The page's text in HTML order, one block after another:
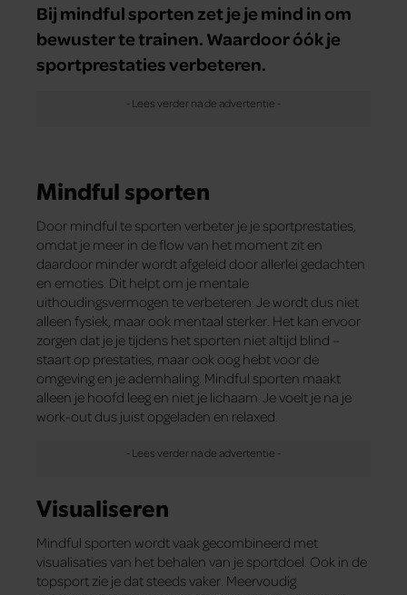
Bij mindful sporten zet je je mind in om
bewuster te trainen. Waardoor óók je
sportprestaties verbeteren.
Mindful sporten
Door mindful te sporten verbeter je je sportprestaties,
omdat je meer in de flow van het moment zit en
daardoor minder wordt afgeleid door allerlei gedachten
en emoties. Dit helpt om je mentale
uithoudingsvermogen te verbeteren. Je wordt dus niet
alleen fysiek, maar ook mentaal sterker. Het kan ervoor
zorgen dat je je tijdens het sporten niet altijd blind –
staart op prestaties, maar ook oog hebt voor de
omgeving en je ademhaling. Mindful sporten maakt
alleen je hoofd leeg en niet je lichaam. Je voelt je na je
work-out dus juist opgeladen en relaxed.
Visualiseren
Mindful sporten wordt vaak gecombineerd met
visualisaties van het behalen van je sportdoel. Ook in de
topsport zie je dat steeds vaker. Meervoudig